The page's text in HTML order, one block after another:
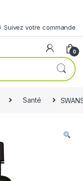
Suivez votre commande
0
Santé